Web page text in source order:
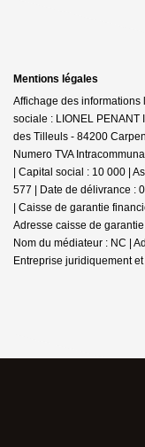
Mentions légales
Affichage des
sociale : LIONEL PENANT
des Tilleuls - 84200
Numero TVA
| Capital social : 10 000 |
577 | Date de délivrance :
| Caisse de garantie
Adresse caisse de
Nom du médiateur : NC |
Entreprise juridiquement